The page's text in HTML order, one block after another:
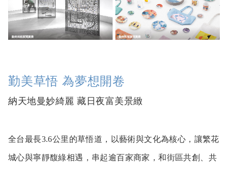
勤美草悟 為夢想開卷
納天地曼妙綺麗 藏日夜富美景緻
全台最長3.6公里的草悟道，以藝術與文化為核心，讓繁花
城心與寧靜馥綠相遇，串起逾百家商家，和街區共創、共